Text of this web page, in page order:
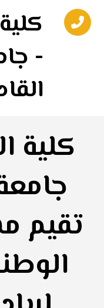
-
كلية
تقيم